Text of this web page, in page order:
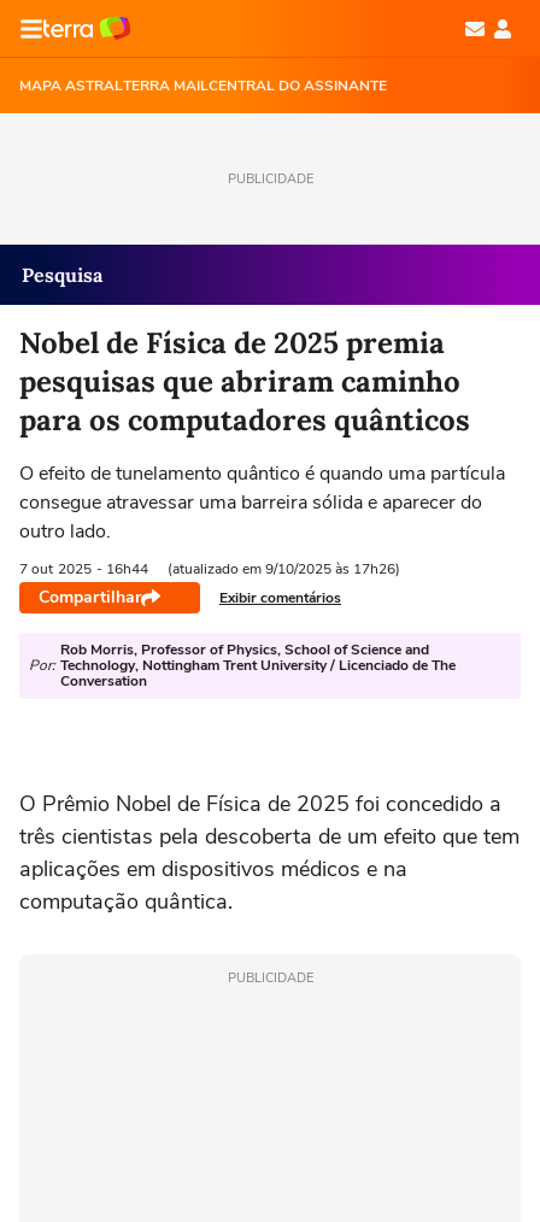
MAPA ASTRALTERRA MAILCENTRAL DO ASSINANTE
PUBLICIDADE
Pesquisa
Nobel de Física de 2025 premia
pesquisas que abriram caminho
para os computadores quânticos
O efeito de tunelamento quântico é quando uma partícula
consegue atravessar uma barreira sólida e aparecer do
outro lado.
7 out 2025 - 16h44 (atualizado em 9/10/2025 às 17h26)
Compartilhar Exibir comentários
Por:
Rob Morris, Professor of Physics, School of Science and
Technology, Nottingham Trent University / Licenciado de The
Conversation
O Prêmio Nobel de Física de 2025 foi concedido a
três cientistas pela descoberta de um efeito que tem
aplicações em dispositivos médicos e na
computação quântica.
PUBLICIDADE